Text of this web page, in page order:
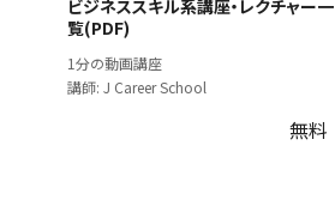
ビジネススキル系講座・レクチャー一
覧(PDF)
1分の動画講座
講師: J Career School
無料